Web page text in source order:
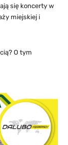
się koncerty w
miejskiej i
O tym